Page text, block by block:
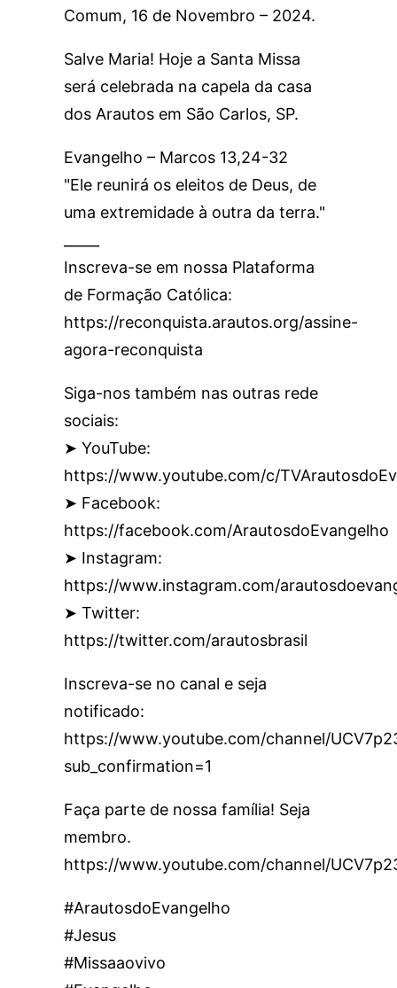
Comum, 16 de Novembro – 2024.
Salve Maria! Hoje a Santa Missa
será celebrada na capela da casa
dos Arautos em São Carlos, SP.
Evangelho – Marcos 13,24-32
"Ele reunirá os eleitos de Deus, de
uma extremidade à outra da terra."
Inscreva-se em nossa Plataforma
de Formação Católica:
https://reconquista.arautos.org/assine-
agora-reconquista
Siga-nos também nas outras rede
sociais:
➤ YouTube:
https://www.youtube.com/c/
➤ Facebook:
https://facebook.com/ArautosdoEvangelho
➤ Instagram:
https://www.instagram.com/
➤ Twitter:
https://twitter.com/arautosbrasil
Inscreva-se no canal e seja
notificado:
https://www.youtube.com/channel/
sub_confirmation=1
Faça parte de nossa família! Seja
membro.
https://www.youtube.com/channel/
#ArautosdoEvangelho
#Jesus
#Missaaovivo